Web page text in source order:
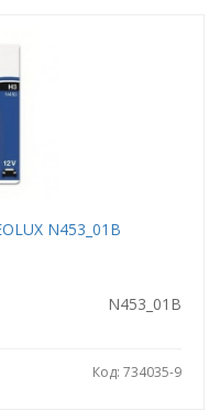
N453_01B
N453_01B
Код: 734035-9